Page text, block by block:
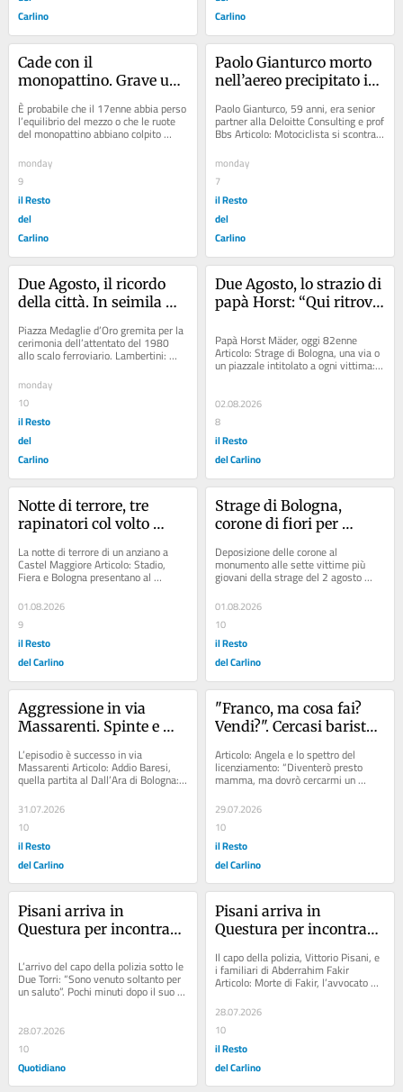
Carlino
Carlino
Cade con il
monopattino. Grave un
ragazzo di 17 anni
È probabile che il 17enne abbia perso
l’equilibrio del mezzo o che le ruote
del monopattino abbiano colpito
qualcosa presente sull’asfalto...
monday
9
il Resto
del
Carlino
Paolo Gianturco morto
nell’aereo precipitato in
“Prof brillante e
stimato”
Paolo Gianturco, 59 anni, era senior
partner alla Deloitte Consulting e prof
Bbs Articolo: Motociclista si scontra
monday
7
il Resto
del
Carlino
Due Agosto, il ricordo
della città. In seimila
"Abbiamo ottenuto la
verità"
Piazza Medaglie d’Oro gremita per la
cerimonia dell’attentato del 1980
allo scalo ferroviario. Lambertini:
monday
10
il Resto
del
Carlino
Due Agosto, lo strazio di
papà Horst: “Qui ritrovo
Papà Horst Mäder, oggi 82enne
Articolo: Strage di Bologna, una via o
un piazzale intitolato a ogni vittima:
si parte a settembre Articolo: Strage
02.08.2026
8
il Resto
del Carlino
Notte di terrore, tre
rapinatori col volto
imbavagliano un
72enne per rubargli
La notte di terrore di un anziano a
Castel Maggiore Articolo: Stadio,
Fiera e Bologna presentano al
Comune il progetto per il nuovo
impianto. Il...
01.08.2026
9
il Resto
del Carlino
Strage di Bologna,
corone di fiori per
persero la vita in
stazione: “Sono sempre
Deposizione delle corone al
monumento alle sette vittime più
giovani della strage del 2 agosto
1980 Articolo: Strage di Bologna, il 2
agosto il...
01.08.2026
10
il Resto
del Carlino
Aggressione in via
Massarenti. Spinte e
"Le hanno sollevato la
gonna"
L’episodio è successo in via
Massarenti Articolo: Addio Baresi,
quella partita al Dall’Ara di Bologna: il
ritorno “romantico” in Nazionale....
31.07.2026
10
il Resto
del Carlino
"Franco, ma cosa fai?
Vendi?". Cercasi barista
dopo 16 anni: "Vorrei un
erede giovane"
Articolo: Angela e lo spettro del
licenziamento: “Diventerò presto
mamma, ma dovrò cercarmi un
lavoro. Qui non c’è speranza”
Articolo:...
29.07.2026
10
il Resto
del Carlino
Pisani arriva in
Questura per incontrare
sindacati. I familiari di
Fakir: “Vogliamo parlare
con lui”
L’arrivo del capo della polizia sotto le
Due Torri: “Sono venuto soltanto per
un saluto”. Pochi minuti dopo il suo
ingresso sono arrivate anche...
28.07.2026
10
Quotidiano
Pisani arriva in
Questura per incontrare
sindacati. I familiari di
Fakir: “Vogliamo parlare
Il capo della polizia, Vittorio Pisani, e
i familiari di Abderrahim Fakir
Articolo: Morte di Fakir, l’avvocato
Anselmo: “Abbiamo chiesto che non...
28.07.2026
10
il Resto
del Carlino